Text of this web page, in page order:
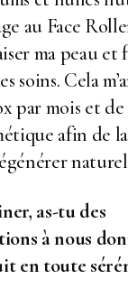
au Face
ma peau
soins. Cela
par mois et de
afin de
as-tu des
à nous
en toute